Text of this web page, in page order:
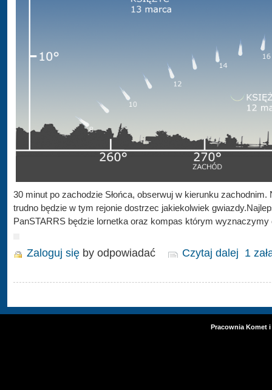
30 minut po zachodzie Słońca, obserwuj w kierunku
trudno będzie w tym rejonie dostrzec jakiekolwiek
PanSTARRS będzie lornetka oraz kompas którym wyznaczymy
Zaloguj się by odpowiadać Czytaj dalej 1
Pracownia Komet